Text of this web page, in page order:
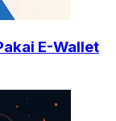
E-Wallet